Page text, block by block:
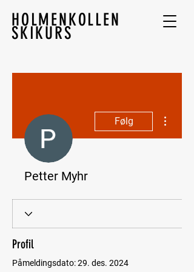
HOLMENKOLLEN
SKIKURS
Følg
Petter Myhr
Profil
Påmeldingsdato: 29. des. 2024